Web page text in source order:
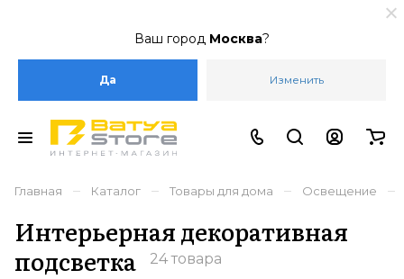
Ваш город Москва?
Да Изменить
Главная – Каталог – Товары для дома – Освещение –
Интерьерная декоративная
подсветка
24 товара